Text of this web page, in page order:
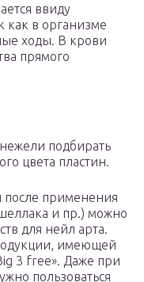
ввиду
как в организме
ходы. В крови
прямого
подбирать
цвета пластин.
после применения
и пр.) можно
для нейл арта.
имеющей
3 free». Даже при
пользоваться